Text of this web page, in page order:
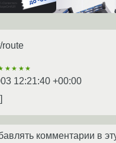
route
12:21:40 +00:00
комментарии в